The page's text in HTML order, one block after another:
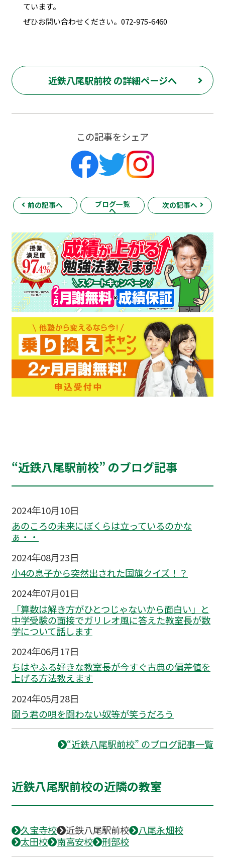
ています。
ぜひお問い合わせください。072-975-6460
近鉄八尾駅前校 の詳細ページへ
この記事をシェア
前の記事へ ブログ一覧
へ
次の記事へ
“近鉄八尾駅前校” のブログ記事
2024年10月10日
あのころの未来にぼくらは立っているのかな
ぁ・・
2024年08月23日
小4の息子から突然出された国旗クイズ！？
2024年07月01日
「算数は解き方がひとつじゃないから面白い」と
中学受験の面接でガリレオ風に答えた教室長が数
学について話します
2024年06月17日
ちはやふる好きな教室長が今すぐ古典の偏差値を
上げる方法教えます
2024年05月28日
闘う君の唄を闘わない奴等が笑うだろう
“近鉄八尾駅前校” のブログ記事一覧
近鉄八尾駅前校の近隣の教室
久宝寺校 近鉄八尾駅前校
八尾永畑校
太田校
南高安校 刑部校